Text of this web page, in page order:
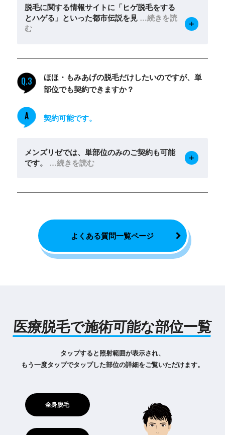
脱毛に関する情報サイトに「ヒゲ脱毛をする
とハゲる」といった都市伝説を見 …続きを読
む
Q.3
ほほ・もみあげの脱毛だけしたいのですが、単
部位でも契約できますか？
A 契約可能です。
メンズリゼでは、単部位のみのご契約も可能
です。 …続きを読む
よくある質問一覧ページ
医療脱毛で施術可能な部位一覧
タップすると照射範囲が表示され、
もう一度タップでタップした部位の詳細をご覧いただけます。
全身脱毛